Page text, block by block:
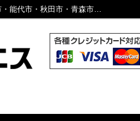
矢立中学校情報ページ｜大館市・能代市・秋田市・青森市・弘前市の不動産情報なら株式会社リブエス